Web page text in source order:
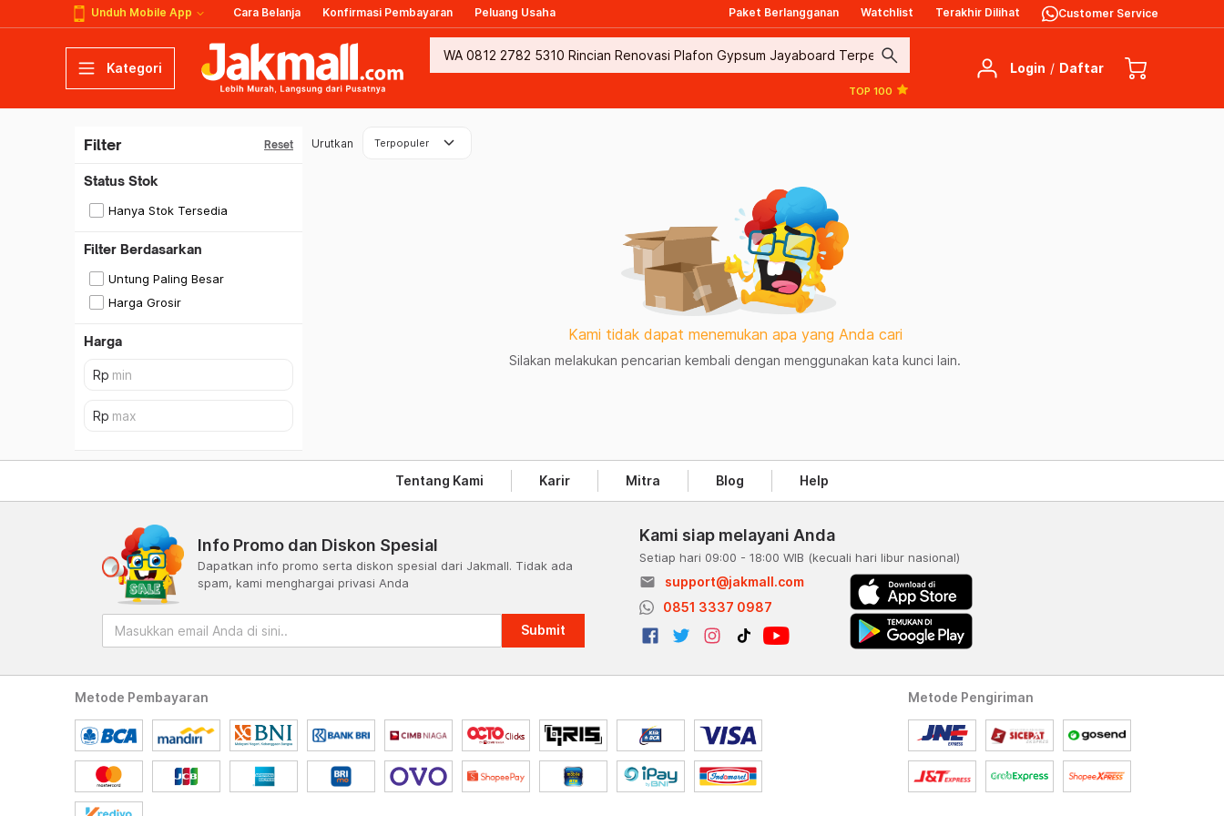
Unduh Mobile App Cara Belanja Konfirmasi Pembayaran Peluang Usaha Paket Berlangganan Watchlist Terakhir Dilihat Customer Service
Kategori search
TOP 100
Login / Daftar
Filter Reset
Status Stok
Hanya Stok Tersedia
Filter Berdasarkan
Untung Paling Besar
Harga Grosir
Harga
Urutkan Terpopuler keyboard_arrow_down
Kami tidak dapat menemukan apa yang Anda cari
Silakan melakukan pencarian kembali dengan menggunakan kata kunci lain.
Tentang Kami Karir Mitra Blog Help
Info Promo dan Diskon Spesial
Dapatkan info promo serta diskon spesial dari Jakmall. Tidak ada
spam, kami menghargai privasi Anda
Submit
Kami siap melayani Anda
Setiap hari 09:00 - 18:00 WIB (kecuali hari libur nasional)
email
support@jakmall.com
0851 3337 0987
Metode Pembayaran Metode Pengiriman